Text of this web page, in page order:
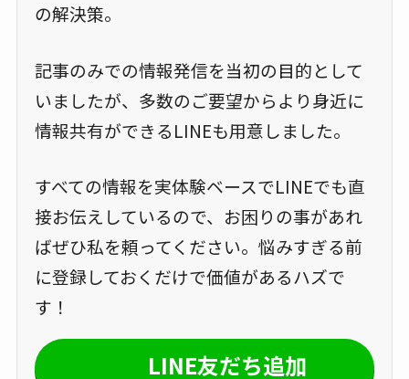
の解決策。
記事のみでの情報発信を当初の目的として
いましたが、多数のご要望からより身近に
情報共有ができるLINEも用意しました。
すべての情報を実体験ベースでLINEでも直
接お伝えしているので、お困りの事があれ
ばぜひ私を頼ってください。悩みすぎる前
に登録しておくだけで価値があるハズで
す！
LINE友だち追加